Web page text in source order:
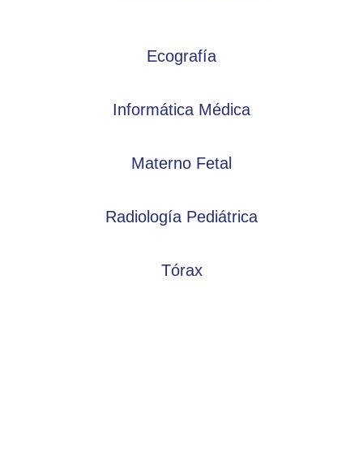
Ecografía
Informática Médica
Materno Fetal
Radiología Pediátrica
Tórax